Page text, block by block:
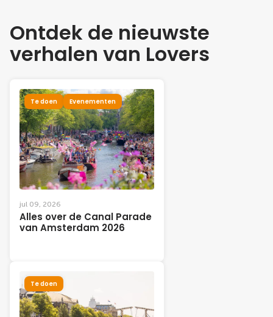
Ontdek de nieuwste
verhalen van Lovers
Te doen Evenementen
jul 09, 2026
Alles over de Canal Parade
van Amsterdam 2026
Te doen